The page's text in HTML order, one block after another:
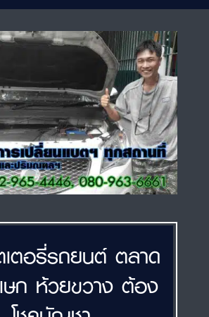
เตอรี่รถยนต์ ตลาด
ษก ห้วยขวาง ต้อง